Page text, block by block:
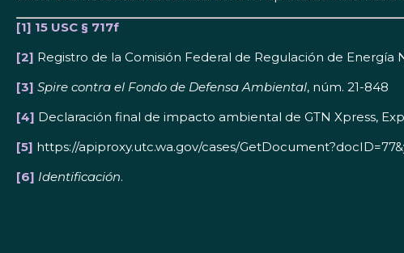
[1] 15 USC § 717f
[2] Registro de la Comisión Federal de Regulación de Energía
[3] Spire contra el Fondo de Defensa Ambiental, núm. 21-848
[4] Declaración final de impacto ambiental de GTN Xpress,
[5] https://apiproxy.utc.wa.gov/cases/
[6] Identificación.